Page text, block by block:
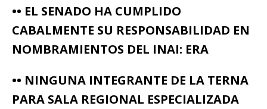
•• EL SENADO HA CUMPLIDO
CABALMENTE SU RESPONSABILIDAD EN
NOMBRAMIENTOS DEL INAI: ERA
•• NINGUNA INTEGRANTE DE LA TERNA
PARA SALA REGIONAL ESPECIALIZADA